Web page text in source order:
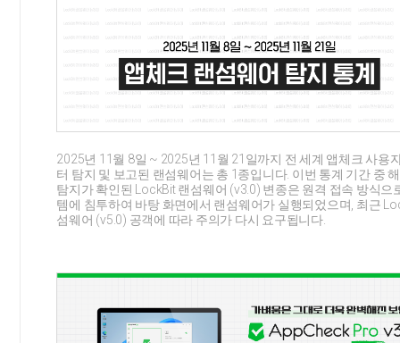
2025년 11월 8일 ~ 2025년 11월 21일까지 전 세계 앱체크 사용
터 탐지 및 보고된 랜섬웨어는 총 1종입니다. 이번 통계 기간 중
탐지가 확인된 LockBit 랜섬웨어 (v3.0) 변종은 원격 접속 방식으
템에 침투하여 바탕 화면에서 랜섬웨어가 실행되었으며, 최근
섬웨어 (v5.0) 공객에 따라 주의가 다시 요구됩니다.